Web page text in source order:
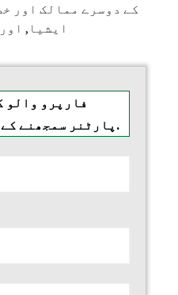
کے دوسرے ممالک اور
ایشیا,
فارپرو والو
پارٹنر سمجھنے کے لیے آپ کا شکریہ.